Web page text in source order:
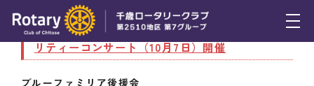
トピックス
9月20日（木） ブルーファミリアさわやかチャ
リティーコンサート（10月7日）開催
ブルーファミリア後援会